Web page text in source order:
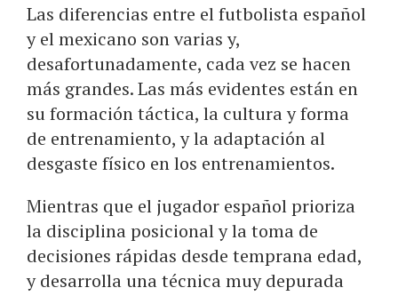
Las diferencias entre el futbolista español
y el mexicano son varias y,
desafortunadamente, cada vez se hacen
más grandes. Las más evidentes están en
su formación táctica, la cultura y forma
de entrenamiento, y la adaptación al
desgaste físico en los entrenamientos.
Mientras que el jugador español prioriza
la disciplina posicional y la toma de
decisiones rápidas desde temprana edad,
y desarrolla una técnica muy depurada